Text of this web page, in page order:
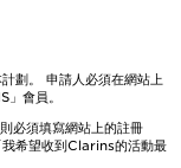
劃。 申請人必須在網站上
會員。
必須填寫網站上的註冊
我希望收到Clarins的活動最